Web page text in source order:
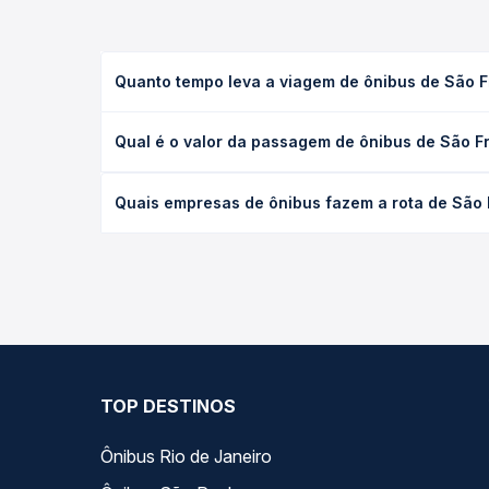
Quanto tempo leva a viagem de ônibus de São
(convencional, executivo ou leito) e as condições
Qual é o valor da passagem de ônibus de São
tipo de poltrona e a antecedência da compra. Na
Quais empresas de ônibus fazem a rota de
TOP DESTINOS
Ônibus Rio de Janeiro